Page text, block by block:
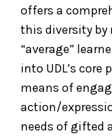
offers a
this diversity
“average”
into UDL’s
means of
action/
needs of gifted